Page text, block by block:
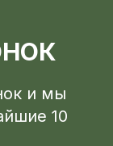
и мы
10